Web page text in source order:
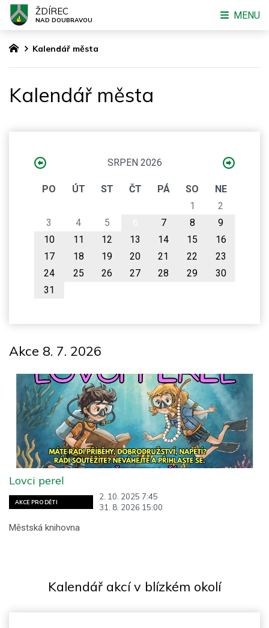
Kalendář města
Kalendář města
SRPEN 2026
PO ÚT ST ČT PÁ SO
NE
1
2
3
4 5 7 8
9
10
11 12 13 14 15
16
17
18 19 20 21 22
23
24
25 26 27 28 29
30
31
Akce 8. 7. 2026
AKCE PRO DĚTI
2. 10. 2025 7:45
31. 8. 2026 15:00
Lovci perel
Městská knihovna
Kalendář akcí v blízkém okolí
ŽDÍREC
NAD DOUBRAVOU MENU